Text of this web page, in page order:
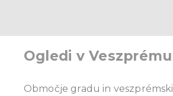
Ogledi v Veszprému
Območje gradu in